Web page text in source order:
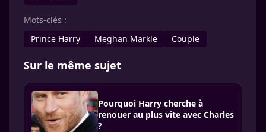
Mots-clés :
Prince Harry
Meghan Markle Couple
Sur le même sujet
Pourquoi Harry cherche à
renouer au plus vite avec Charles
?